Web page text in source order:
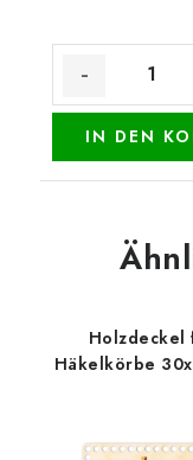
IN DEN
Holzdeckel
Häkelkörbe